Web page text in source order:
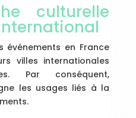
culturelle
événements en France
villes internationales
Par conséquent,
les usages liés à la